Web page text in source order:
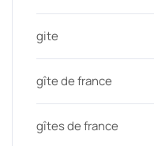
gite
gîte de france
gîtes de france